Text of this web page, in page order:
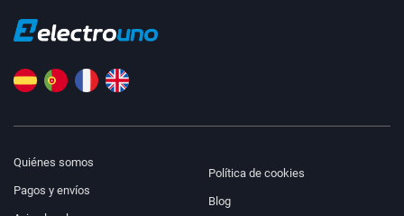
Quiénes somos
Pagos y envíos
Política de cookies
Blog